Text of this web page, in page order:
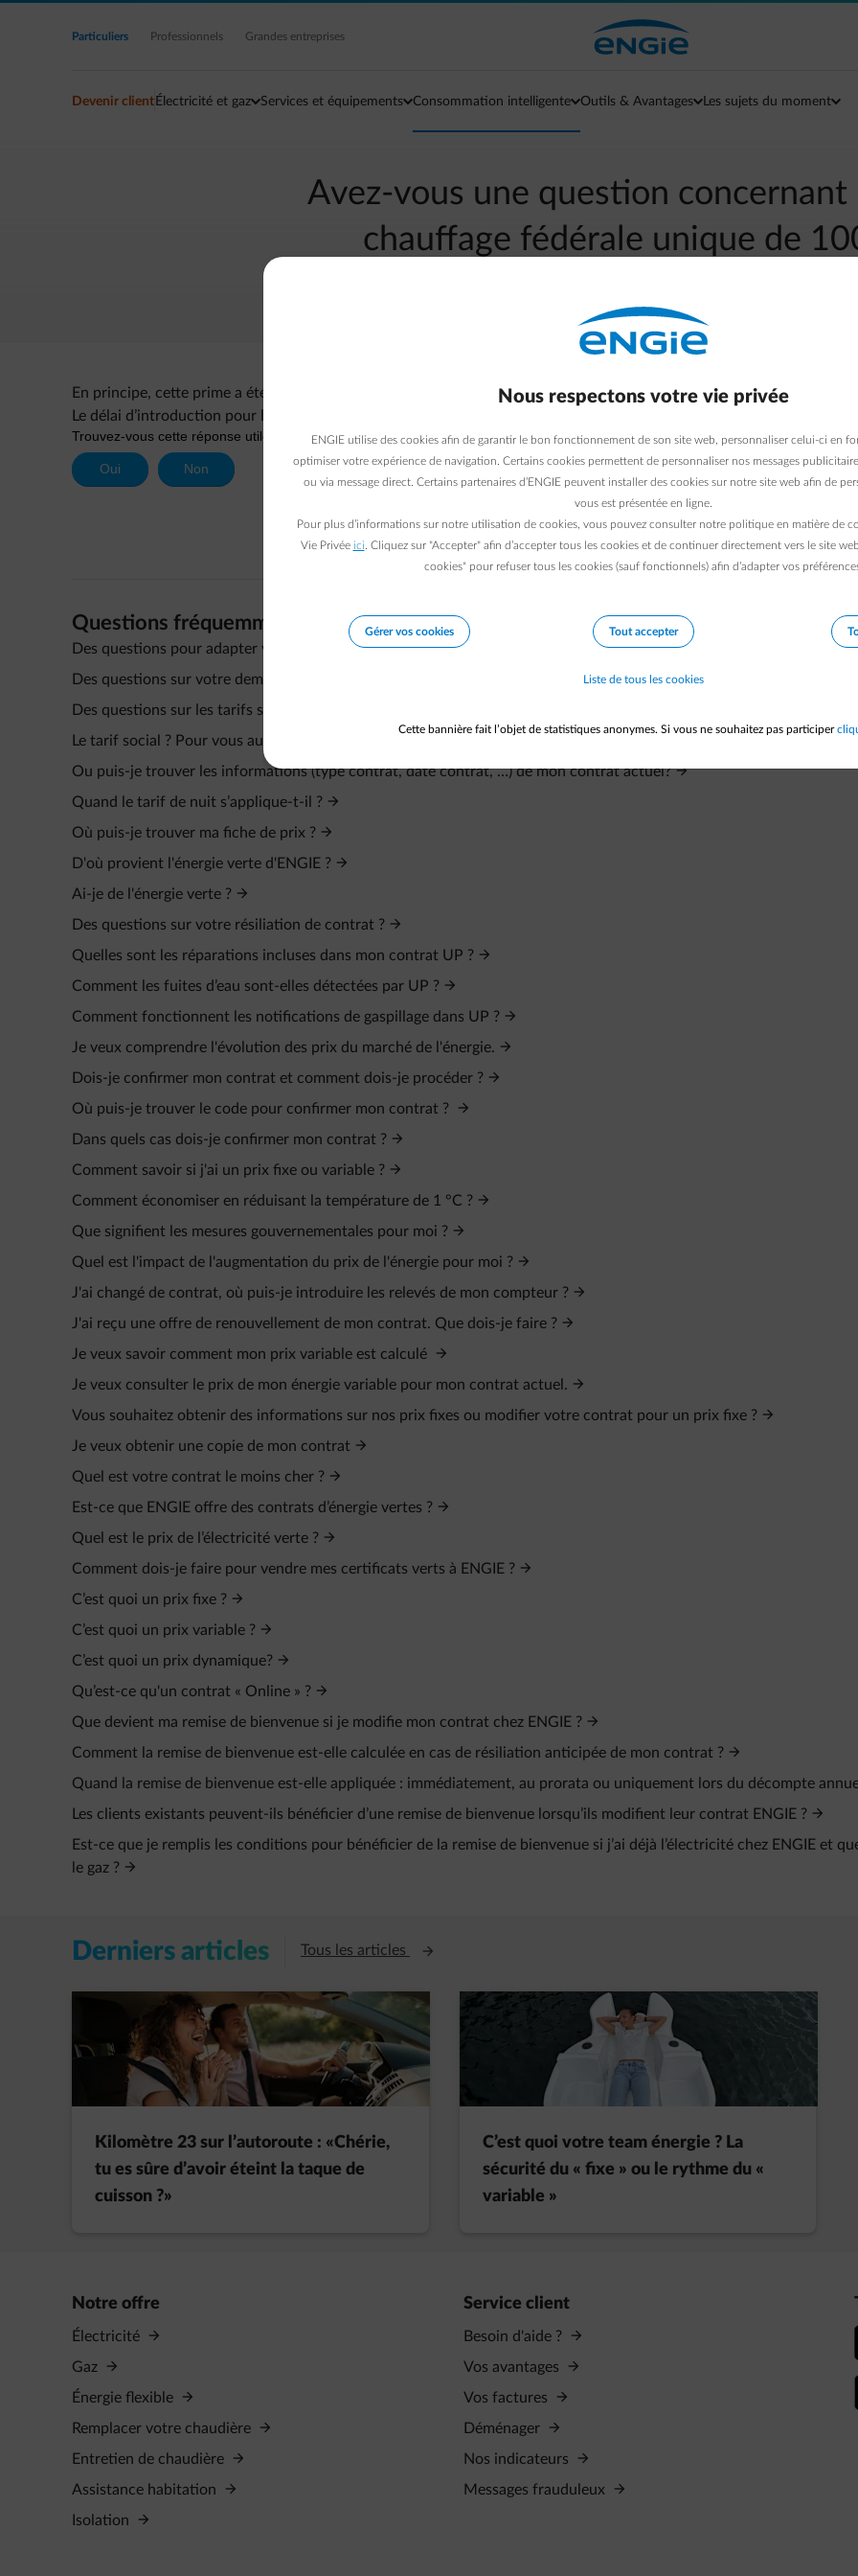
Accéder au contenu principal
Particuliers Professionnels Grandes entreprises
Devenir client Électricité et gaz Services et équipements Consommation intelligente Outils & Avantages Les sujets du moment
Avez-vous une question concernant
chauffage fédérale unique de
Aller à la page contact
En principe, cette prime a été automatiquement déduite d'une de vos factures.Icivous trouverez plus d'informations.
Le délai d’introduction pour la demande de prime s’est terminé le 17 novembre 2022
Questions fréquemment posées
Des questions pour adapter votre contrat ?
Des questions sur votre demande de contrat ?
Des questions sur les tarifs spécifiques ?
Le tarif social ? Pour vous aussi ?
Ou puis-je trouver les informations (type contrat, date contrat, …) de mon contrat actuel?
Quand le tarif de nuit s’applique-t-il ?
Où puis-je trouver ma fiche de prix ?
D'où provient l'énergie verte d'ENGIE ?
Ai-je de l'énergie verte ?
Des questions sur votre résiliation de contrat ?
Quelles sont les réparations incluses dans mon contrat UP ?
Comment les fuites d’eau sont-elles détectées par UP ?
Comment fonctionnent les notifications de gaspillage dans UP ?
Je veux comprendre l'évolution des prix du marché de l'énergie.
Dois-je confirmer mon contrat et comment dois-je procéder ?
Où puis-je trouver le code pour confirmer mon contrat ?
Dans quels cas dois-je confirmer mon contrat ?
Comment savoir si j'ai un prix fixe ou variable ?
Comment économiser en réduisant la température de 1 °C ?
Que signifient les mesures gouvernementales pour moi ?
Quel est l'impact de l'augmentation du prix de l'énergie pour moi ?
J'ai changé de contrat, où puis-je introduire les relevés de mon compteur ?
J'ai reçu une offre de renouvellement de mon contrat. Que dois-je faire ?
Je veux savoir comment mon prix variable est calculé
Je veux consulter le prix de mon énergie variable pour mon contrat actuel.
Vous souhaitez obtenir des informations sur nos prix fixes ou modifier votre contrat pour un prix fixe ?
Je veux obtenir une copie de mon contrat
Quel est votre contrat le moins cher ?
Est-ce que ENGIE offre des contrats d’énergie vertes ?
Quel est le prix de l’électricité verte ?
Comment dois-je faire pour vendre mes certificats verts à ENGIE ?
C’est quoi un prix fixe ?
C’est quoi un prix variable ?
C’est quoi un prix dynamique?
Qu’est-ce qu'un contrat « Online » ?
Que devient ma remise de bienvenue si je modifie mon contrat chez ENGIE ?
Comment la remise de bienvenue est-elle calculée en cas de résiliation anticipée de mon contrat ?
Quand la remise de bienvenue est-elle appliquée : immédiatement, au prorata ou uniquement lors du décompte
Les clients existants peuvent-ils bénéficier d’une remise de bienvenue lorsqu’ils modifient leur contrat ENGIE ?
Est-ce que je remplis les conditions pour bénéficier de la remise de bienvenue si j’ai déjà l’électricité chez ENGIE et
le gaz ?
Derniers articles Tous les articles Ouvre un nouvel onglet
Kilomètre 23 sur l’autoroute : «Chérie,
tu es sûre d’avoir éteint la taque de
cuisson ?»
C’est quoi votre team énergie ? La
sécurité du « fixe » ou le rythme du «
variable »
Notre offre
Électricité
Gaz
Énergie flexible
Remplacer votre chaudière
Entretien de chaudière
Assistance habitation
Isolation
Service client
Besoin d'aide ?
Vos avantages
Vos factures
Déménager
Nos indicateurs
Messages frauduleux
Nous respectons votre vie privée
ENGIE utilise des cookies afin de garantir le bon fonctionnement de son site web, personnaliser celui-ci en
optimiser votre expérience de navigation. Certains cookies permettent de personnaliser nos messages
ou via message direct. Certains partenaires d’ENGIE peuvent installer des cookies sur notre site web afin de
vous est présentée en ligne.
Pour plus d’informations sur notre utilisation de cookies, vous pouvez consulter notre politique en matière de
Vie Privée ici . Cliquez sur "Accepter" afin d’accepter tous les cookies et de continuer directement vers le site
cookies" pour refuser tous les cookies (sauf fonctionnels) afin d’adapter vos
Gérer vos cookies Tout accepter
Liste de tous les cookies
Cette bannière fait l’objet de statistiques anonymes. Si vous ne souhaitez pas participer